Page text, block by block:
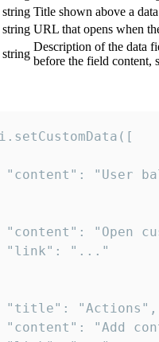
string Title shown above a
string URL that opens when
string
Description of the data
before the field content,
"content": "User
"content": "Open
"link": "..."
"title": "Actions",
"content": "Add